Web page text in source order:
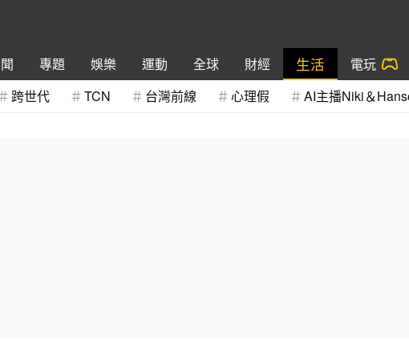
專題 娛樂 運動 全球 財經 生活 電玩
跨世代 TCN 台灣前線 心理假 AI主播Niki＆